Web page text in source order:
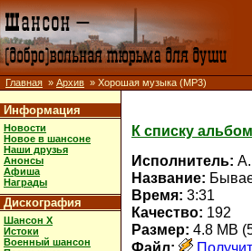
Главная » Архив » Хорошая музыка (MP3)
Информация
Новости
Новое в шансоне
Наши друзья
Анонсы
Афиша
Награды
Дискография
Шансон X
Истоки
Военный шансон
К списку
Исполнитель:
Название:
Время: 3:31
Качество: 192
Размер: 4.8 MB
Файл: